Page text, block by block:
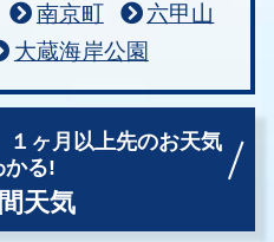
南京町
六甲山
大蔵海岸公園
１ヶ月以上先のお天気
かる!
天気